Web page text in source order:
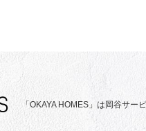
「OKAYA HOMES」は岡谷サー